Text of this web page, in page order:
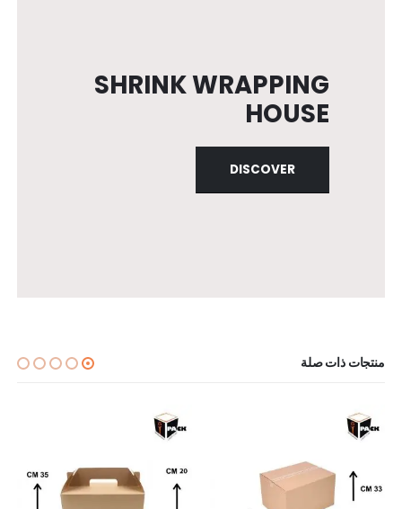
SHRINK WRAPPING
HOUSE
DISCOVER
منتجات ذات صلة